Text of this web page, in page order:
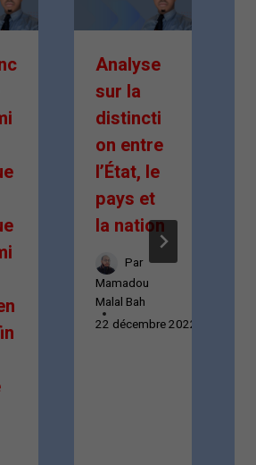
Analyse
sur la
distincti
on entre
l’État, le
pays et
la nation
Par
Mamadou
Malal Bah
22 décembre 2022